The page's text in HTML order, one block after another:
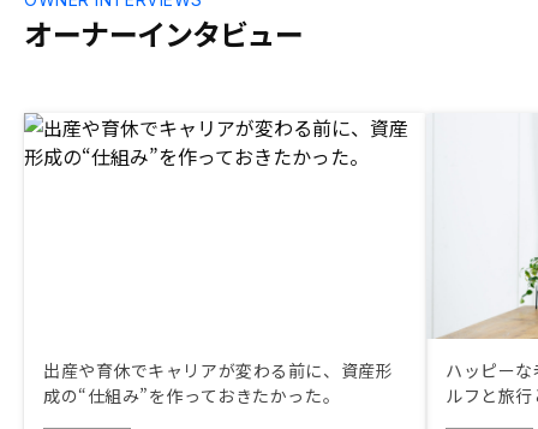
オーナーインタビュー
出産や育休でキャリアが変わる前に、資産形
成の“仕組み”を作っておきたかった。
ハッピー
ルフと旅